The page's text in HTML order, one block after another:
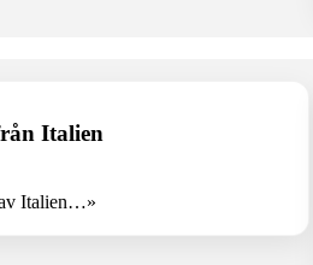
Italien
Italien…»